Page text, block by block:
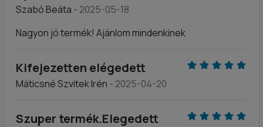
Szabó Beáta - 2025-05-18
Nagyon jó termék! Ajánlom mindenkinek
Kifejezetten elégedett
Máticsné Szvitek Irén - 2025-04-20
Szuper termék.Elegedett